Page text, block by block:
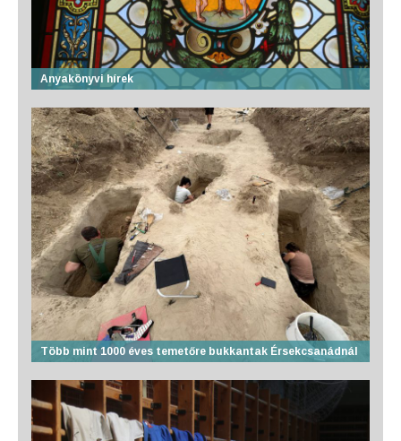
Anyakönyvi hírek
Több mint 1000 éves temetőre bukkantak Érsekcsanádnál